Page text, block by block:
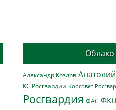
Облако
Александр Козлов
КС Росгвардии Корсовет
Росгвардия ФАС